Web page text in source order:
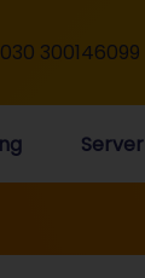
030 300146099
Server